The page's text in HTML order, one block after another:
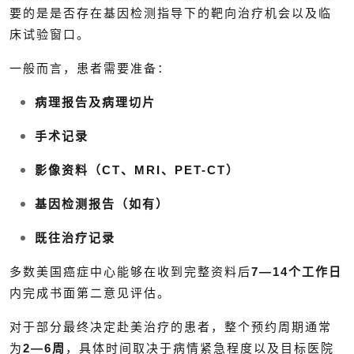
要的是是否存在基因检测指导下的靶向治疗机会以及临
床试验窗口。
一般而言，患者需要准备：
病理报告及病理切片
手术记录
影像资料（CT、MRI、PET-CT）
基因检测报告（如有）
既往治疗记录
多数美国癌症中心能够在收到完整资料后7—14个工作日
内完成书面第二意见评估。
对于部分最终决定赴美治疗的患者，整个预约周期通常
为2—6周 ，具体时间取决于病情紧急程度以及目标医院